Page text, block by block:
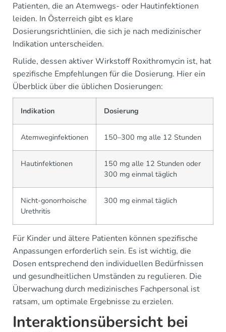
Patienten, die an Atemwegs- oder Hautinfektionen
leiden. In Österreich gibt es klare
Dosierungsrichtlinien, die sich je nach medizinischer
Indikation unterscheiden.
Rulide, dessen aktiver Wirkstoff Roxithromycin ist, hat
spezifische Empfehlungen für die Dosierung. Hier ein
Überblick über die üblichen Dosierungen:
Indikation Dosierung
Atemweginfektionen 150–300 mg alle 12 Stunden
Hautinfektionen
150 mg alle 12 Stunden oder
300 mg einmal täglich
Nicht-gonorrhoische
Urethritis
300 mg einmal täglich
Für Kinder und ältere Patienten können spezifische
Anpassungen erforderlich sein. Es ist wichtig, die
Dosen entsprechend den individuellen Bedürfnissen
und gesundheitlichen Umständen zu regulieren. Die
Überwachung durch medizinisches Fachpersonal ist
ratsam, um optimale Ergebnisse zu erzielen.
Interaktionsübersicht bei